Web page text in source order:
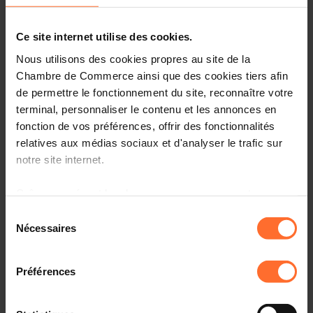
Ce site internet utilise des cookies.
Nous utilisons des cookies propres au site de la
Chambre de Commerce ainsi que des cookies tiers afin
de permettre le fonctionnement du site, reconnaître votre
terminal, personnaliser le contenu et les annonces en
fonction de vos préférences, offrir des fonctionnalités
relatives aux médias sociaux et d'analyser le trafic sur
notre site internet.
à l’exception des cookies strictement nécessaires au
fonctionnement du site. Une description des différents
cookies est accessible sous l’onglet « Détails » ci-
dessus.
Il est précisé que la navigation sur le site et certaines
Nécessaires
Préférences
création d'entreprise
favorable aux entreprises
- Un PIB parmi les plus performants au
monde
- AAA pour ses fondamentaux
macroéconomiques solides
- 7e économie la plus résiliente au
- 1er pays de l'UE pour le nombre
- 8e pour la compétitivité mondiale en